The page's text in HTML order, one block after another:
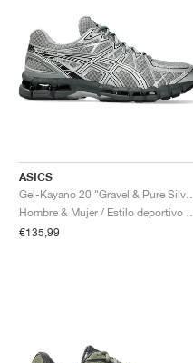
ASICS
€135,99